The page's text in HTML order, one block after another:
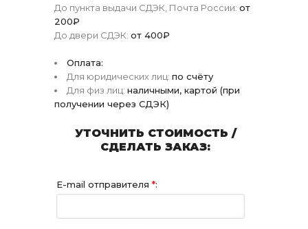
До пункта выдачи СДЭК, Почта России: от
200₽
До двери СДЭК: от 400₽
Оплата:
Для юридических лиц: по счёту
Для физ лиц: наличными, картой (при
получении через СДЭК)
УТОЧНИТЬ СТОИМОСТЬ /
СДЕЛАТЬ ЗАКАЗ:
E-mail отправителя *: